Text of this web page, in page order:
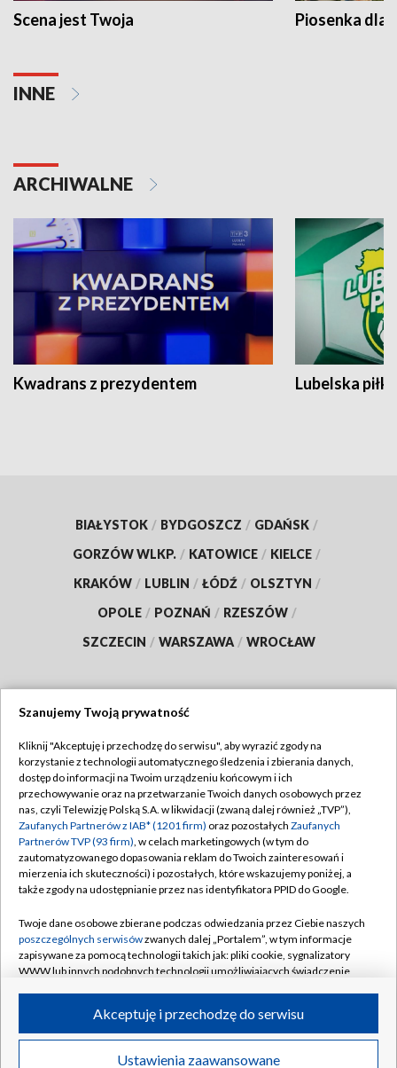
Scena jest Twoja Piosenka dla
INNE
ARCHIWALNE
Kwadrans z prezydentem Lubelska piłka
BIAŁYSTOK / BYDGOSZCZ / GDAŃSK /
GORZÓW WLKP. / KATOWICE / KIELCE /
KRAKÓW / LUBLIN / ŁÓDŹ / OLSZTYN /
OPOLE / POZNAŃ / RZESZÓW /
SZCZECIN / WARSZAWA / WROCŁAW
TVP
Abonament TVP
Emisja w TVP
Centrum informacji TVP
Naziemna Telewizja Cyfrowa
Rada Programowa
System NOS
Informacje o nadawcy
Program dla prasy
Regulamin TVP
Polityka prywatności
Moje zgody
Pomoc
Kontakt
Kanały
©2026 Telewizja Polska S.A. w likwidacji
Szanujemy Twoją prywatność
Kliknij "Akceptuję i przechodzę do serwisu", aby wyrazić zgody na
korzystanie z technologii automatycznego śledzenia i zbierania danych,
dostęp do informacji na Twoim urządzeniu końcowym i ich
przechowywanie oraz na przetwarzanie Twoich danych osobowych przez
nas, czyli Telewizję Polską S.A. w likwidacji (zwaną dalej również „TVP”),
Zaufanych Partnerów z IAB* (1201 firm) oraz pozostałych Zaufanych
Partnerów TVP (93 firm), w celach marketingowych (w tym do
zautomatyzowanego dopasowania reklam do Twoich zainteresowań i
mierzenia ich skuteczności) i pozostałych, które wskazujemy poniżej, a
także zgody na udostępnianie przez nas identyfikatora PPID do Google.
Twoje dane osobowe zbierane podczas odwiedzania przez Ciebie naszych
poszczególnych serwisówzwanych dalej „Portalem”, w tym informacje
zapisywane za pomocą technologii takich jak: pliki cookie, sygnalizatory
WWW lub innych podobnych technologii umożliwiających świadczenie
ruchu w Internecie.
Twoje dane osobowe zbierane podczas odwiedzania przez Ciebie
Ustawienia zaawansowane
Akceptuję i przechodzę do serwisu